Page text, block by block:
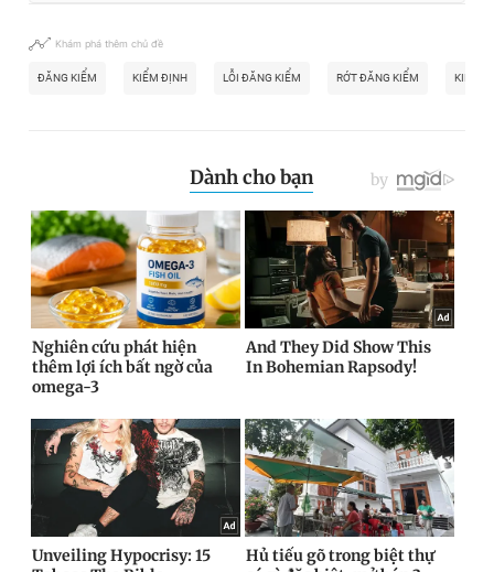
Khám phá thêm chủ đề
ĐĂNG KIỂM KIỂM ĐỊNH LỖI ĐĂNG KIỂM RỚT ĐĂNG KIỂM KIỂM